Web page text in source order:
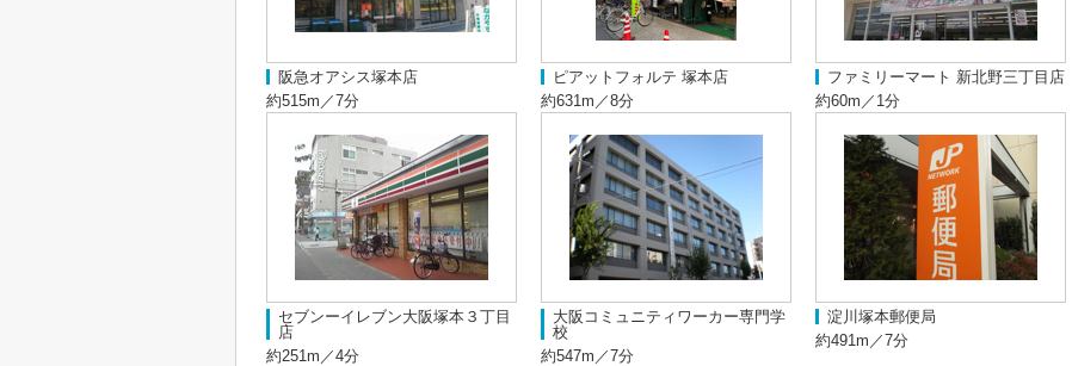
阪急オアシス塚本店
約515m／7分
ピアットフォルテ 塚本店
約631m／8分
ファミリーマート 新北野三丁目店
約60m／1分
セブンーイレブン大阪塚本３丁目
店
約251m／4分
大阪コミュニティワーカー専門学
校
約547m／7分
淀川塚本郵便局
約491m／7分